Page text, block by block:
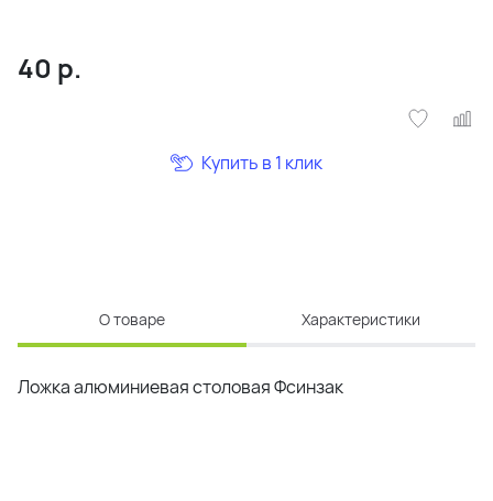
40 р.
Купить в 1 клик
О товаре Характеристики
Ложка алюминиевая столовая Фсинзак